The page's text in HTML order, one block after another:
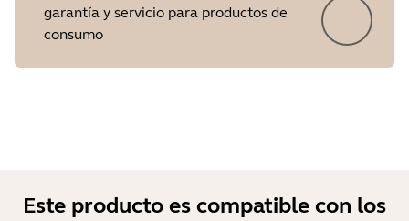
garantía y servicio para productos de
consumo
Este producto es compatible con los